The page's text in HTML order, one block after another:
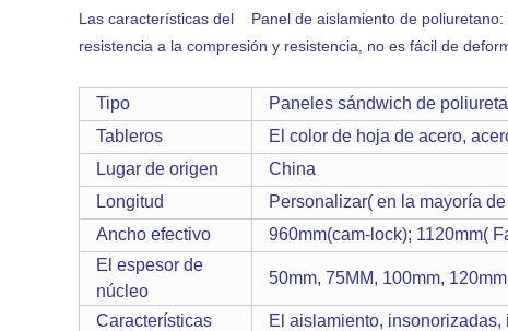
Las características del Panel de aislamiento de
resistencia a la compresión y resistencia, no es fácil de
Tipo
Paneles sándwich de
Tableros
El color de hoja de acero,
Lugar de origen
China
Longitud
Personalizar( en la mayoría
Ancho efectivo
960mm(cam-lock); 1120mm(
El espesor de
núcleo
50mm, 75MM, 100mm,
Características
El aislamiento,